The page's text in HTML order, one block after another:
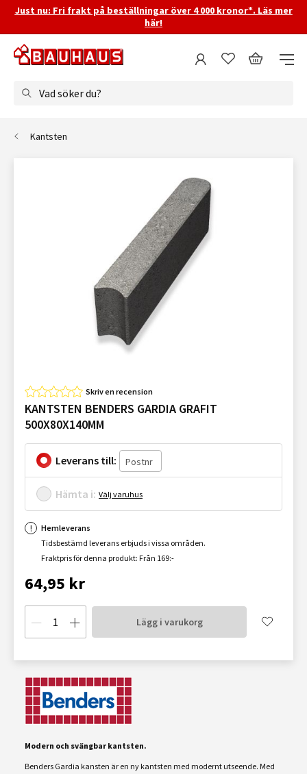
Just nu: Fri frakt på beställningar över 4 000 kronor*. Läs mer
här!
Vad söker du?
Kantsten
Skriv en recension
KANTSTEN BENDERS GARDIA GRAFIT
500X80X140MM
Leverans till:
Hämta i: Välj varuhus
Hemleverans
Tidsbestämd leverans erbjuds i vissa områden.
Fraktpris för denna produkt: Från 169:-
64,95 kr
Lägg i varukorg
Modern och svängbar kantsten.
Benders Gardia kansten är en ny kantsten med modernt utseende. Med